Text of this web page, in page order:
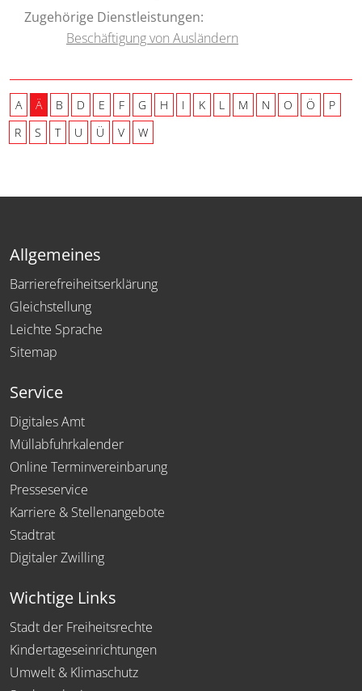
Zugehörige Dienstleistungen:
Beschäftigung von Ausländern
A Ä B D E F G H I K L M N O Ö
P
R
S T U Ü V W
Allgemeines
Barrierefreiheitserklärung
Gleichstellung
Leichte Sprache
Sitemap
Service
Digitales Amt
Müllabfuhrkalender
Online Terminvereinbarung
Presseservice
Karriere & Stellenangebote
Stadtrat
Digitaler Zwilling
Wichtige Links
Stadt der Freiheitsrechte
Kindertageseinrichtungen
Umwelt & Klimaschutz